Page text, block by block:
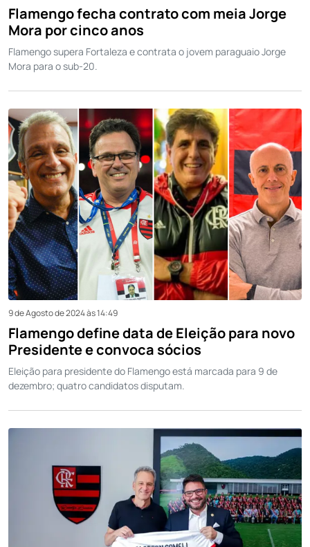
Flamengo fecha contrato com meia Jorge
Mora por cinco anos
Flamengo supera Fortaleza e contrata o jovem paraguaio Jorge
Mora para o sub-20.
9 de Agosto de 2024 às 14:49
Flamengo define data de Eleição para novo
Presidente e convoca sócios
Eleição para presidente do Flamengo está marcada para 9 de
dezembro; quatro candidatos disputam.